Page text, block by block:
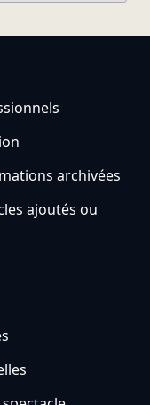
archivées
ajoutés ou